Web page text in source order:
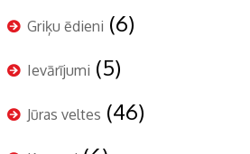
Griķu ēdieni (6)
Ievārījumi (5)
Jūras veltes (46)